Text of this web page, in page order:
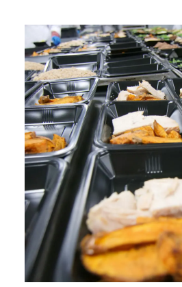
große Menschen oder
breiten Körperbau […]